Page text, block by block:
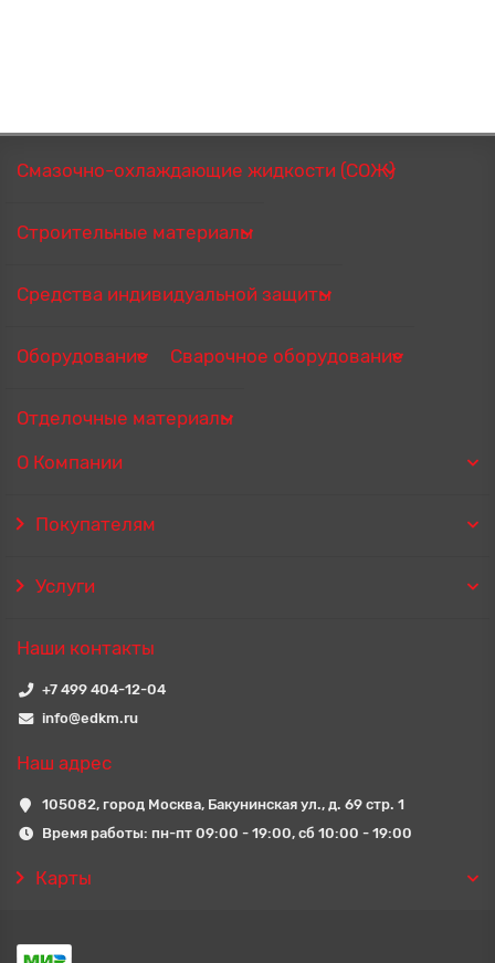
Смазочно-охлаждающие жидкости (СОЖ)
Строительные материалы
Средства индивидуальной защиты
Оборудование Сварочное оборудование
Отделочные материалы
О Компании
Покупателям
Услуги
Наши контакты
+7 499 404-12-04
info@edkm.ru
Наш адрес
105082, город Москва, Бакунинская ул., д. 69 стр. 1
Время работы: пн-пт 09:00 - 19:00, сб 10:00 - 19:00
Карты